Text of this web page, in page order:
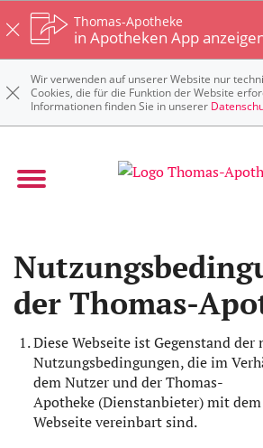
Thomas-Apotheke
in Apotheken App
Wir verwenden auf unserer Website nur
Cookies, die für die Funktion der Website
Informationen finden Sie in unserer
der Thomas-
Diese Webseite ist Gegenstand der
Nutzungsbedingungen, die im
dem Nutzer und der Thomas-
Apotheke (Dienstanbieter) mit
Webseite vereinbart sind.